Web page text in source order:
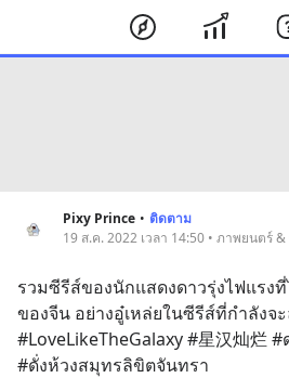
Pixy Prince • ติดตาม
19 ส.ค. 2022 เวลา 14:50 • ภาพยนตร์
รวมซีรีส์ของนักแสดงดาวรุ่งไฟแรง
ของจีน อย่างอู๋เหล่ยในซีรีส์ที่กำลัง
#LoveLikeTheGalaxy #星汉灿烂
#ดั่งห้วงสมุทรลิขิตจันทรา